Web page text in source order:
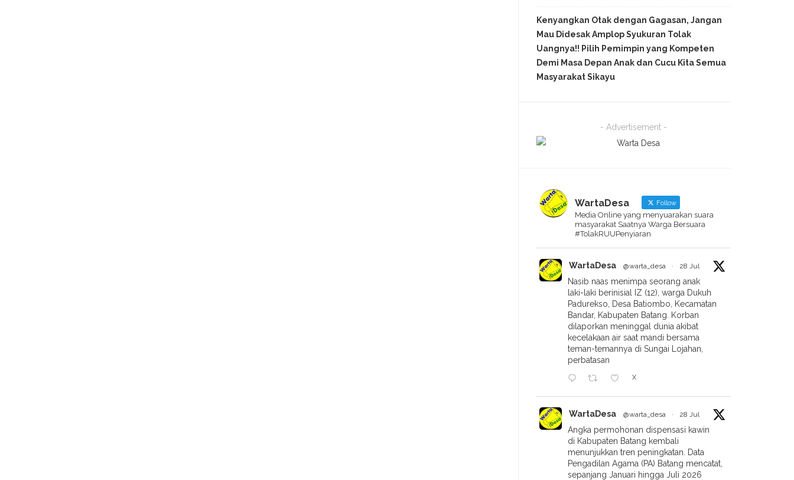
Kenyangkan Otak dengan Gagasan, Jangan
Mau Didesak Amplop Syukuran Tolak
Uangnya!! Pilih Pemimpin yang Kompeten
Demi Masa Depan Anak dan Cucu Kita Semua
Masyarakat Sikayu
- Advertisement -
WartaDesa Follow
Media Online yang menyuarakan suara
masyarakat Saatnya Warga Bersuara
#TolakRUUPenyiaran
WartaDesa @warta_desa · 28 Jul
Nasib naas menimpa seorang anak
laki-laki berinisial IZ (12), warga Dukuh
Padurekso, Desa Batiombo, Kecamatan
Bandar, Kabupaten Batang. Korban
dilaporkan meninggal dunia akibat
kecelakaan air saat mandi bersama
teman-temannya di Sungai Lojahan,
perbatasan
X
WartaDesa @warta_desa · 28 Jul
Angka permohonan dispensasi kawin
di Kabupaten Batang kembali
menunjukkan tren peningkatan. Data
Pengadilan Agama (PA) Batang mencatat,
sepanjang Januari hingga Juli 2026